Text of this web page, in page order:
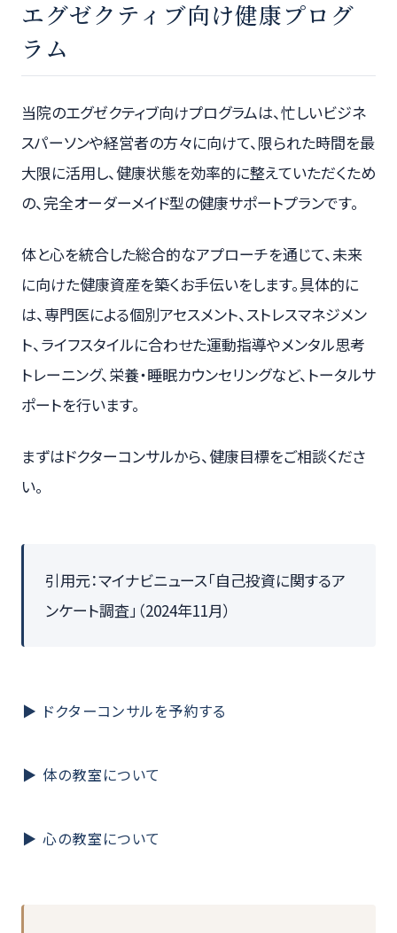
エグゼクティブ向け健康プログ
ラム
当院のエグゼクティブ向けプログラムは、忙しいビジネ
スパーソンや経営者の方々に向けて、限られた時間を最
大限に活用し、健康状態を効率的に整えていただくため
の、完全オーダーメイド型の健康サポートプランです。
体と心を統合した総合的なアプローチを通じて、未来
に向けた健康資産を築くお手伝いをします。具体的に
は、専門医による個別アセスメント、ストレスマネジメン
ト、ライフスタイルに合わせた運動指導やメンタル思考
トレーニング、栄養・睡眠カウンセリングなど、トータルサ
ポートを行います。
まずはドクターコンサルから、健康目標をご相談くださ
い。
引用元：マイナビニュース「自己投資に関するア
ンケート調査」（2024年11月）
▶ ドクターコンサルを予約する
▶ 体の教室について
▶ 心の教室について